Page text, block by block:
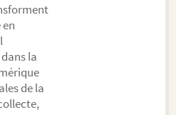
la
de la